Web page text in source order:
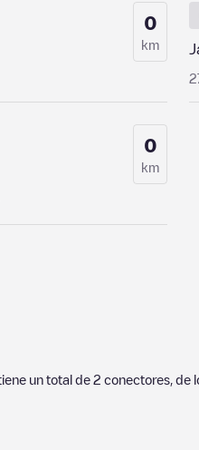
0
km
0
km
un total de 2 conectores, de